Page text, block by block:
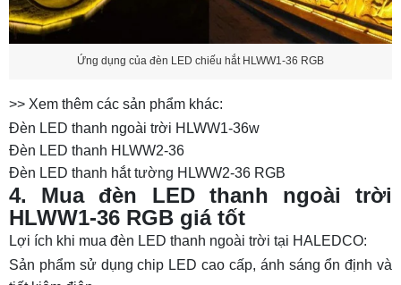
Ứng dụng của đèn LED chiếu hắt HLWW1-36 RGB
>> Xem thêm các sản phẩm khác:
Đèn LED thanh ngoài trời HLWW1-36w
Đèn LED thanh HLWW2-36
Đèn LED thanh hắt tường HLWW2-36 RGB
4. Mua đèn LED thanh ngoài trời
HLWW1-36 RGB giá tốt
Lợi ích khi mua đèn LED thanh ngoài trời tại HALEDCO:
Sản phẩm sử dụng chip LED cao cấp, ánh sáng ổn định và